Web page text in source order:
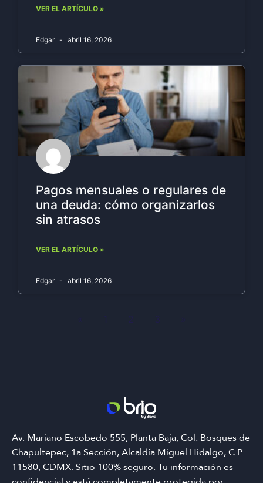
VER EL ARTÍCULO »
Edgar abril 16, 2026
Pagos mensuales o regulares de
una deuda: cómo organizarlos
sin atrasos
VER EL ARTÍCULO »
Edgar abril 16, 2026
1 2 3
Av. Mariano Escobedo 555, Planta Baja, Col. Bosques de
Chapultepec, 1a Sección, Alcaldía Miguel Hidalgo, C.P.
11580, CDMX. Sitio 100% seguro. Tu información es